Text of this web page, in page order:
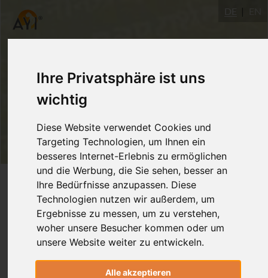
Ihre Privatsphäre ist uns
wichtig
Diese Website verwendet Cookies und
Targeting Technologien, um Ihnen ein
besseres Internet-Erlebnis zu ermöglichen
und die Werbung, die Sie sehen, besser an
Ihre Bedürfnisse anzupassen. Diese
Technologien nutzen wir außerdem, um
Ergebnisse zu messen, um zu verstehen,
woher unsere Besucher kommen oder um
unsere Website weiter zu entwickeln.
Alle akzeptieren
Login